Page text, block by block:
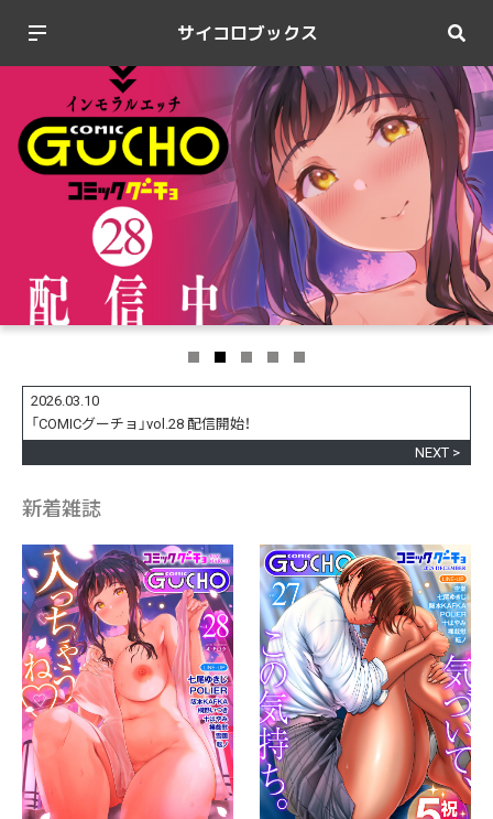
サイコロブックス
2026.03.10
「COMICグーチョ」vol.28 配信開始！
NEXT >
新着雑誌